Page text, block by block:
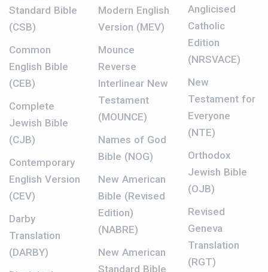
Standard Bible
(CSB)
Common
English Bible
(CEB)
Complete
Jewish Bible
(CJB)
Contemporary
English Version
(CEV)
Darby
Translation
(DARBY)
Modern English
Version (MEV)
Mounce
Reverse
Interlinear New
Testament
(MOUNCE)
Names of God
Bible (NOG)
New American
Bible (Revised
Edition)
(NABRE)
New American
Standard Bible
Anglicised
Catholic
Edition
(NRSVACE)
New
Testament for
Everyone
(NTE)
Orthodox
Jewish Bible
(OJB)
Revised
Geneva
Translation
(RGT)